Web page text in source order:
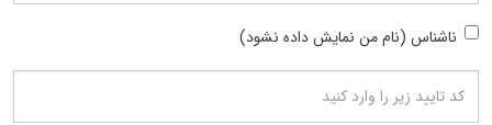
ناشناس (نام من نمایش داده نشود)